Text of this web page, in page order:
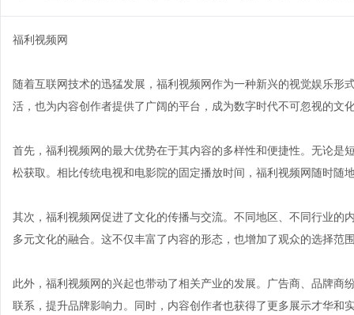
福利视频网
随着互联网技术的迅猛发展，福利视频网作为一种新兴的视觉娱乐
活，也为内容创作者提供了广阔的平台，成为数字时代不可忽视的文
首先，福利视频网的最大优势在于其内容的多样性和便捷性。无论是
松获取。相比传统电视和电影院的固定播放时间，福利视频网随时随
其次，福利视频网促进了文化的传播与交流。不同地区、不同行业的
多元文化的融合。这不仅丰富了内容的形态，也增加了观众的选择范
此外，福利视频网的兴起也带动了相关产业的发展。广告商、品牌
联系，提升品牌影响力。同时，内容创作者也获得了更多展示才华和